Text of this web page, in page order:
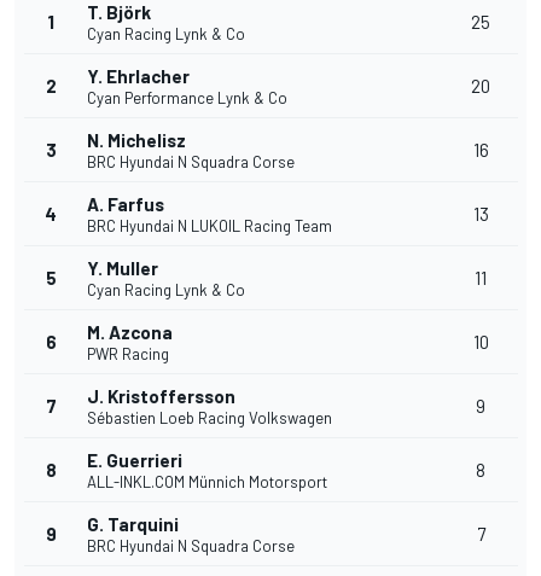
1 T. Björk
Cyan Racing Lynk & Co
25
2 Y. Ehrlacher
Cyan Performance Lynk & Co
20
3 N. Michelisz
BRC Hyundai N Squadra Corse
16
4 A. Farfus
BRC Hyundai N LUKOIL Racing Team
13
5 Y. Muller
Cyan Racing Lynk & Co
11
6 M. Azcona
PWR Racing
10
7 J. Kristoffersson
Sébastien Loeb Racing Volkswagen
9
8 E. Guerrieri
ALL-INKL.COM Münnich Motorsport
8
9 G. Tarquini
BRC Hyundai N Squadra Corse
7